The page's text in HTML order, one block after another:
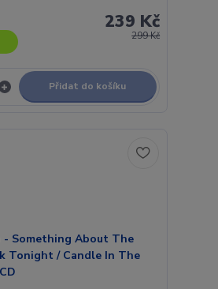
299 Kč
239 Kč
Přidat do košíku